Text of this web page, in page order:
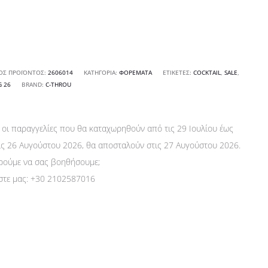
ΠΡΟΪΌΝΤΟΣ: 2606014 ΚΑΤΗΓΟΡΊΑ: ΦΟΡΈΜΑΤΑ ΕΤΙΚΈΤΕΣ: COCKTAIL, SALE,
26
BRAND: C-THROU
παραγγελίες που θα καταχωρηθούν από τις 29 Ιουλίου έως
26 Αυγούστου 2026, θα αποσταλούν στις 27 Αυγούστου 2026.
να σας βοηθήσουμε;
μας: +30 2102587016